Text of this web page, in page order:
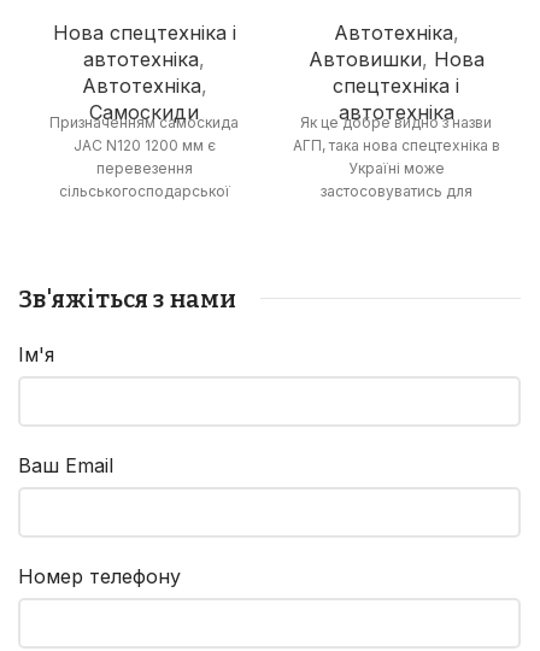
Нова спецтехніка і
автотехніка,
Автотехніка,
Самоскиди
Призначенням самоскида
JAC N120 1200 мм є
перевезення
сільськогосподарської
близько 12 тонн. У кабіні
розташуватися троє людей.
Купити самоскид JAC N120 в
Автотехніка,
Автовишки, Нова
спецтехніка і
автотехніка
Як це добре видно з назви
АГП, така нова спецтехніка в
Україні може
застосовуватись для
CREW CAB в Україні?
крупновисотні підйомні
Зв'яжіться з нами
Ім'я
Ваш Email
Номер телефону